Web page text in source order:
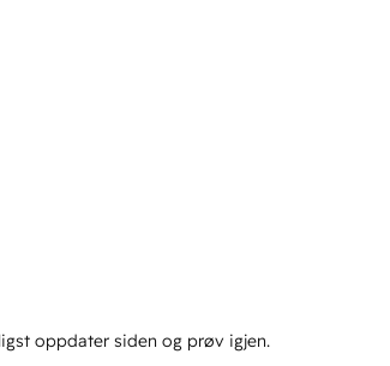
oppdater siden og prøv igjen.